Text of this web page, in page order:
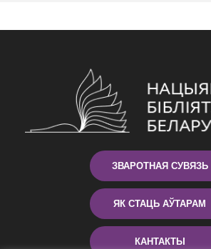
ЗВАРОТНАЯ СУВЯЗЬ
ЯК СТАЦЬ АЎТАРАМ
КАНТАКТЫ